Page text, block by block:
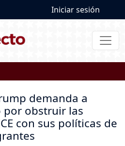
User
Iniciar sesión
demanda a
por obstruir las
con sus políticas de